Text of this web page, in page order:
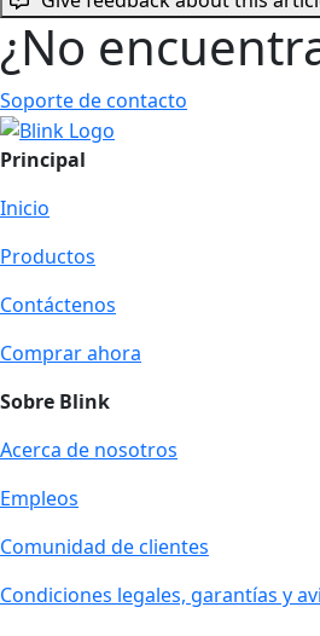
¿No
Soporte de contacto
Principal
Inicio
Productos
Contáctenos
Comprar ahora
Sobre Blink
Acerca de nosotros
Empleos
Comunidad de clientes
Condiciones legales, garantías y